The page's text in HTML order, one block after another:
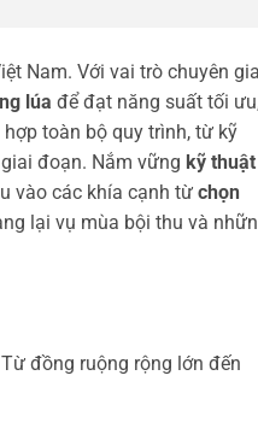
Nam. Với vai trò chuyên gia
lúa để đạt năng suất tối
toàn bộ quy trình, từ kỹ
đoạn. Nắm vững kỹ thuật
vào các khía cạnh từ chọn
lại vụ mùa bội thu và
đồng ruộng rộng lớn đến